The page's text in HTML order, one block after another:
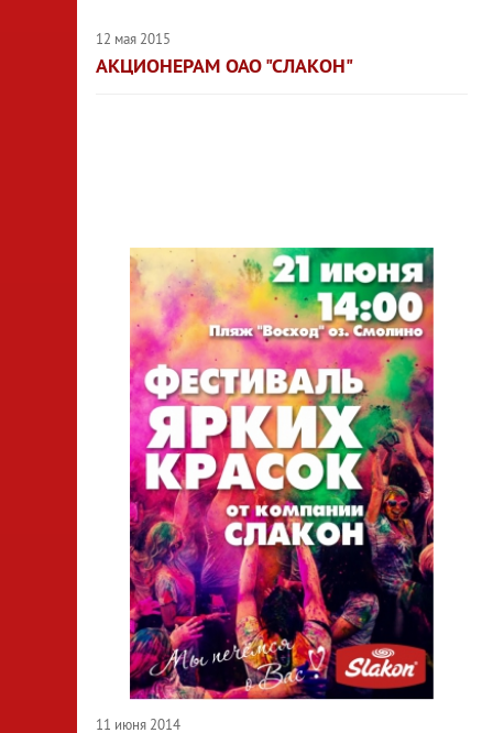
12 мая 2015
АКЦИОНЕРАМ ОАО "СЛАКОН"
11 июня 2014